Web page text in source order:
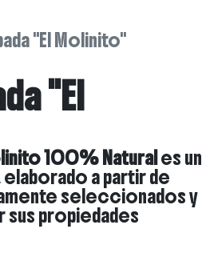
"El Molinito"
"El
100% Naturales un
a partir de
seleccionados y
propiedades